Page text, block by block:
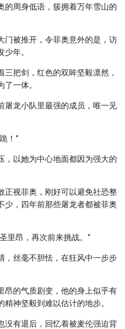
的周身低语，簇拥着万年雪山的
门被推开，令菲奥意外的是，访
年。
把剑，红色的双眸坚毅凛然，
一体。
屠龙小队里最强的成员，唯一见
！”
，以她为中心地面都因为强大的
正视菲奥，刚好可以避免社恐整
少，四年前那些屠龙者都被菲奥
里昂，再次前来挑战。”
，丝毫不胆怯，在狂风中一步步
昂的气质剧变，他的身上似乎有
神坚毅到难以估计的地步。
没有退后，回忆着被麦伦强迫背